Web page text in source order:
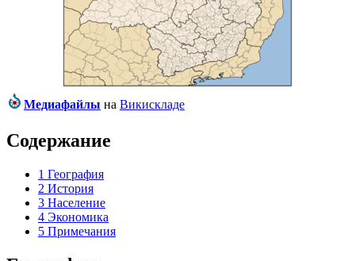
Медиафайлы на Викискладе
Содержание
1 География
2 История
3 Население
4 Экономика
5 Примечания